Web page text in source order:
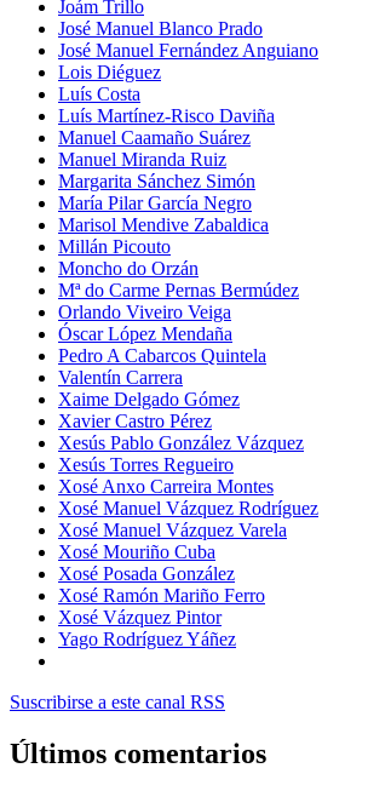
Joám Trillo
José Manuel Blanco Prado
José Manuel Fernández Anguiano
Lois Diéguez
Luís Costa
Luís Martínez-Risco Daviña
Manuel Caamaño Suárez
Manuel Miranda Ruiz
Margarita Sánchez Simón
María Pilar García Negro
Marisol Mendive Zabaldica
Millán Picouto
Moncho do Orzán
Mª do Carme Pernas Bermúdez
Orlando Viveiro Veiga
Óscar López Mendaña
Pedro A Cabarcos Quintela
Valentín Carrera
Xaime Delgado Gómez
Xavier Castro Pérez
Xesús Pablo González Vázquez
Xesús Torres Regueiro
Xosé Anxo Carreira Montes
Xosé Manuel Vázquez Rodríguez
Xosé Manuel Vázquez Varela
Xosé Mouriño Cuba
Xosé Posada González
Xosé Ramón Mariño Ferro
Xosé Vázquez Pintor
Yago Rodríguez Yáñez
Suscribirse a este canal RSS
Últimos comentarios